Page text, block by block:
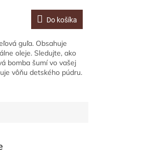
Do košíka
guľa. Obsahuje
oleje. Sledujte, ako
bomba šumí vo vašej
vôňu detského púdru.